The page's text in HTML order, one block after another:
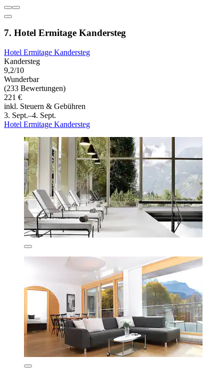
7. Hotel Ermitage Kandersteg
Hotel Ermitage Kandersteg
Kandersteg
9,2/10
Wunderbar
(233 Bewertungen)
221 €
inkl. Steuern & Gebühren
3. Sept.–4. Sept.
Hotel Ermitage Kandersteg